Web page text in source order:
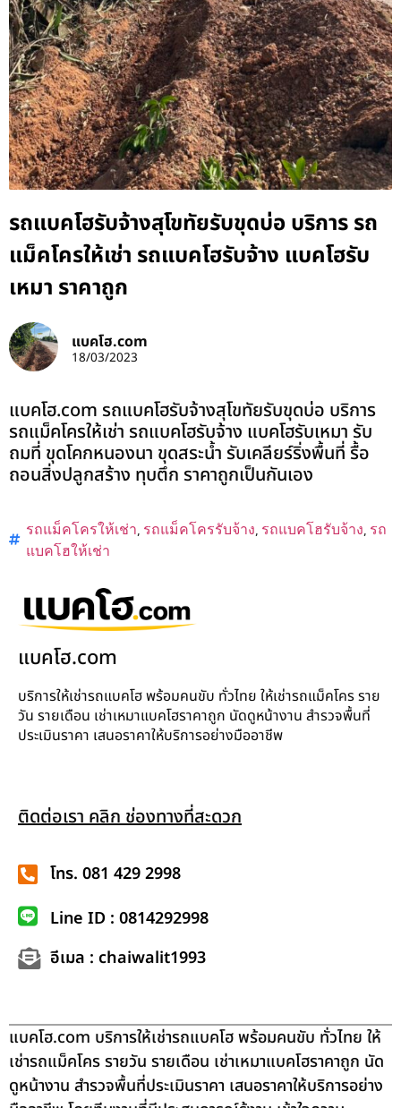
รถแบคโฮรับจ้างสุโขทัยรับขุดบ่อ บริการ รถ
แม็คโครให้เช่า รถแบคโฮรับจ้าง แบคโฮรับ
เหมา ราคาถูก
แบคโฮ.com
18/03/2023
แบคโฮ.com รถแบคโฮรับจ้างสุโขทัยรับขุดบ่อ บริการ
รถแม็คโครให้เช่า รถแบคโฮรับจ้าง แบคโฮรับเหมา รับ
ถมที่ ขุดโคกหนองนา ขุดสระน้ำ รับเคลียร์ริ่งพื้นที่ รื้อ
ถอนสิ่งปลูกสร้าง ทุบตึก ราคาถูกเป็นกันเอง
รถแม็คโครให้เช่า, รถแม็คโครรับจ้าง, รถแบคโฮรับจ้าง, รถ
แบคโฮให้เช่า
แบคโฮ.com
บริการให้เช่ารถแบคโฮ พร้อมคนขับ ทั่วไทย ให้เช่ารถแม็คโคร ราย
วัน รายเดือน เช่าเหมาแบคโฮราคาถูก นัดดูหน้างาน สำรวจพื้นที่
ประเมินราคา เสนอราคาให้บริการอย่างมืออาชีพ
ติดต่อเรา คลิก ช่องทางที่สะดวก
โทร. 081 429 2998
Line ID : 0814292998
อีเมล : chaiwalit1993
แบคโฮ.com บริการให้เช่ารถแบคโฮ พร้อมคนขับ ทั่วไทย ให้
เช่ารถแม็คโคร รายวัน รายเดือน เช่าเหมาแบคโฮราคาถูก นัด
ดูหน้างาน สำรวจพื้นที่ประเมินราคา เสนอราคาให้บริการอย่าง